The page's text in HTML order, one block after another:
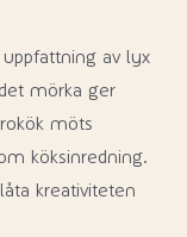
uppfattning av lyx
mörka ger
möts
köksinredning.
kreativiteten